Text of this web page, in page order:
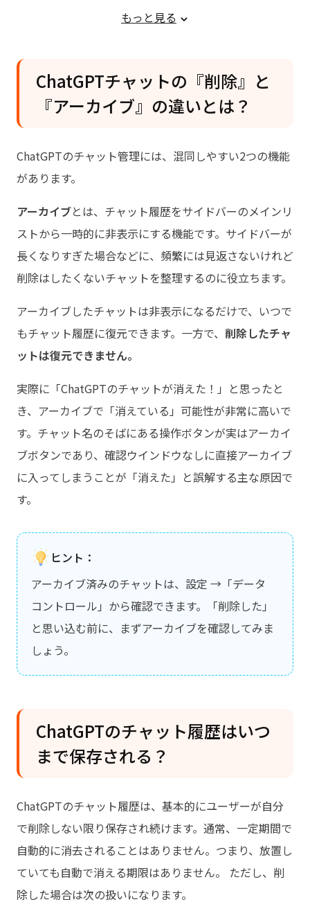
削除を防ぐための予防策
もっと見る
ChatGPTチャットの『削除』と
『アーカイブ』の違いとは？
ChatGPTのチャット管理には、混同しやすい2つの機能
があります。
アーカイブとは、チャット履歴をサイドバーのメインリ
ストから一時的に非表示にする機能です。サイドバーが
長くなりすぎた場合などに、頻繁には見返さないけれど
削除はしたくないチャットを整理するのに役立ちます。
アーカイブしたチャットは非表示になるだけで、いつで
もチャット履歴に復元できます。一方で、 削除したチャ
ットは復元できません。
実際に「ChatGPTのチャットが消えた！」と思ったと
き、アーカイブで「消えている」可能性が非常に高いで
す。チャット名のそばにある操作ボタンが実はアーカイ
ブボタンであり、確認ウインドウなしに直接アーカイブ
に入ってしまうことが「消えた」と誤解する主な原因で
す。
ヒント：
アーカイブ済みのチャットは、設定 →「データ
コントロール」から確認できます。「削除した」
と思い込む前に、まずアーカイブを確認してみま
しょう。
ChatGPTのチャット履歴はいつ
まで保存される？
ChatGPTのチャット履歴は、基本的にユーザーが自分
で削除しない限り保存され続けます。通常、一定期間で
自動的に消去されることはありません。つまり、放置し
ていても自動で消える期限はありません。 ただし、削
除した場合は次の扱いになります。